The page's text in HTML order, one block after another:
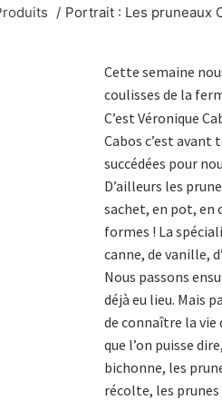
Portrait : Les pruneaux
Cette semaine
coulisses de la
C’est Véronique
Cabos c’est
succédées pour
D’ailleurs les
sachet, en pot, en
formes ! La
canne, de vanille,
Nous passons
déjà eu lieu. Mais
de connaître la vie
que l’on puisse
bichonne, les
récolte, les